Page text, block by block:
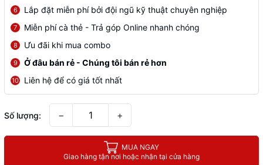
6 Lắp đặt miễn phí bởi đội ngũ kỹ thuật chuyên nghiệp
7 Miễn phí cà thẻ - Trả góp Online nhanh chóng
8 Ưu đãi khi mua combo
9 Ở đâu bán rẻ - Chúng tôi bán rẻ hơn
10 Liên hệ để có giá tốt nhất
Số lượng: − +
MUA NGAY
Giao hàng tận nơi hoặc nhận tại cửa hàng